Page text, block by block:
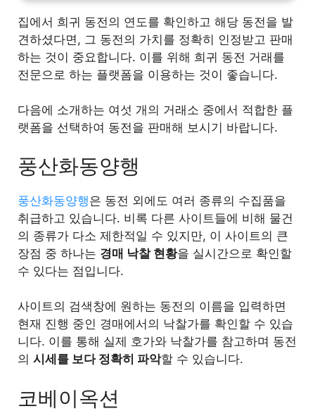
집에서 희귀 동전의 연도를 확인하고 해당 동전을 발
견하셨다면, 그 동전의 가치를 정확히 인정받고 판매
하는 것이 중요합니다. 이를 위해 희귀 동전 거래를
전문으로 하는 플랫폼을 이용하는 것이 좋습니다.
다음에 소개하는 여섯 개의 거래소 중에서 적합한 플
랫폼을 선택하여 동전을 판매해 보시기 바랍니다.
풍산화동양행
풍산화동양행은 동전 외에도 여러 종류의 수집품을
취급하고 있습니다. 비록 다른 사이트들에 비해 물건
의 종류가 다소 제한적일 수 있지만, 이 사이트의 큰
장점 중 하나는 경매 낙찰 현황을 실시간으로 확인할
수 있다는 점입니다.
사이트의 검색창에 원하는 동전의 이름을 입력하면
현재 진행 중인 경매에서의 낙찰가를 확인할 수 있습
니다. 이를 통해 실제 호가와 낙찰가를 참고하며 동전
의 시세를 보다 정확히 파악할 수 있습니다.
코베이옥션